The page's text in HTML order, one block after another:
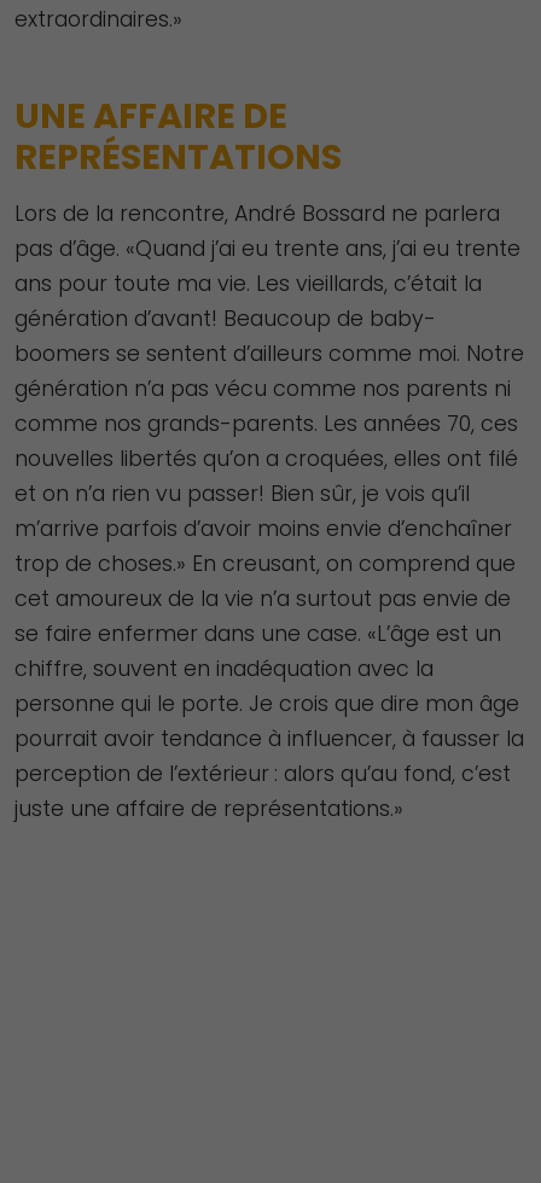
extraordinaires.»
UNE AFFAIRE DE
REPRÉSENTATIONS
Lors de la rencontre, André Bossard ne parlera
pas d’âge. «Quand j’ai eu trente ans, j’ai eu trente
ans pour toute ma vie. Les vieillards, c’était la
génération d’avant! Beaucoup de baby-
boomers se sentent d’ailleurs comme moi. Notre
génération n’a pas vécu comme nos parents ni
comme nos grands-parents. Les années 70, ces
nouvelles libertés qu’on a croquées, elles ont filé
et on n’a rien vu passer! Bien sûr, je vois qu’il
m’arrive parfois d’avoir moins envie d’enchaîner
trop de choses.» En creusant, on comprend que
cet amoureux de la vie n’a surtout pas envie de
se faire enfermer dans une case. «L’âge est un
chiffre, souvent en inadéquation avec la
personne qui le porte. Je crois que dire mon âge
pourrait avoir tendance à influencer, à fausser la
perception de l’extérieur : alors qu’au fond, c’est
juste une affaire de représentations.»